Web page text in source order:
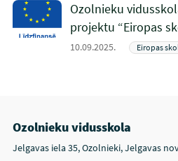
Ozolnieku
projektu “Eiropas
10.09.2025. Eiropas
Ozolnieku vidusskola
Jelgavas iela 35, Ozolnieki, Jelgavas